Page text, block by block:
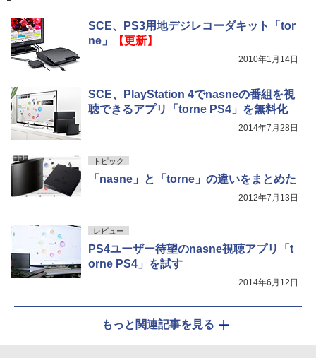
SCE、PS3用地デジレコーダキット「tor
ne」
【更新】
2010年1月14日
SCE、PlayStation 4でnasneの番組を視
聴できるアプリ「torne PS4」を無料化
2014年7月28日
トピック
「nasne」と「torne」の違いをまとめた
2012年7月13日
レビュー
PS4ユーザー待望のnasne視聴アプリ「t
orne PS4」を試す
2014年6月12日
もっと関連記事を見る